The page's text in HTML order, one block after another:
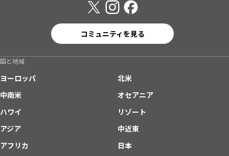
コミュニティを見る
国と地域
ヨーロッパ
北米
中南米
オセアニア
ハワイ
リゾート
アジア
中近東
アフリカ
日本